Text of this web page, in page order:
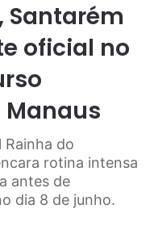
Santarém
oficial no
Manaus
do
rotina intensa
antes de
dia 8 de junho.